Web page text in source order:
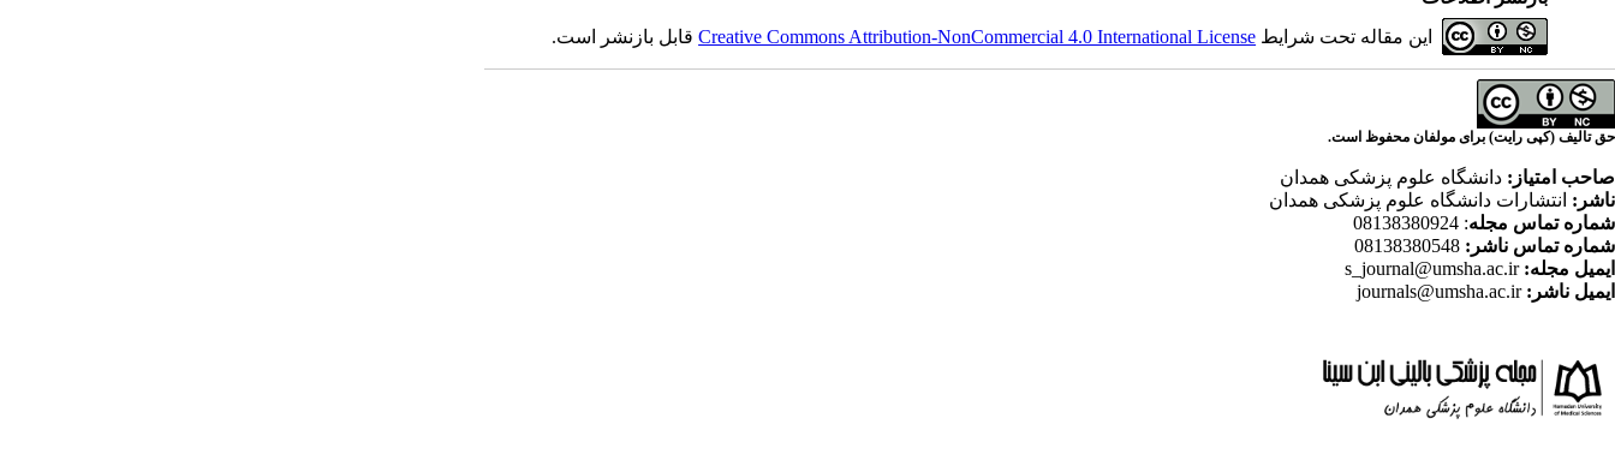
این مقاله تحت شرایط Creative Commons Attribution-NonCommercial 4.0 International Licenseقابل بازنشر است.
حق تالیف (کپی رایت) برای مولفان محفوظ است.
صاحب امتیاز: دانشگاه علوم پزشکی همدان
ناشر: انتشارات دانشگاه علوم پزشکی همدان
شماره تماس مجله: 08138380924
شماره تماس ناشر:
ایمیل مجله: s_journal@umsha.ac.ir
ایمیل ناشر: journals@umsha.ac.ir